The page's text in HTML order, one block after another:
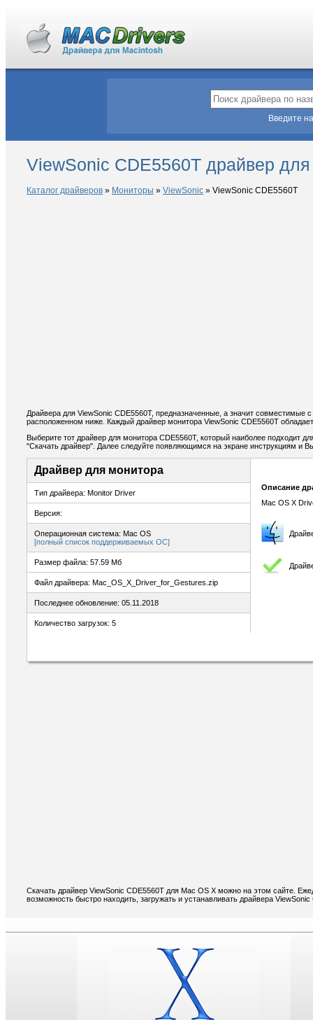
Введите
ViewSonic CDE5560T драйвер
Каталог драйверов » Мониторы » ViewSonic » ViewSonic CDE5560T
Драйвера для ViewSonic CDE5560T, предназначенные, а значит совместимые
расположенном ниже. Каждый драйвер монитора ViewSonic CDE5560T
Выберите тот драйвер для монитора CDE5560T, который наиболее подходит
"Скачать драйвер". Далее следуйте появляющимся на экране инструкциям и
Драйвер для монитора
Тип драйвера: Monitor Driver
Версия:
Операционная система: Mac OS
[полный список поддерживаемых ОС]
Размер файла: 57.59 Мб
Файл драйвера: Mac_OS_X_Driver_for_Gestures.zip
Последнее обновление: 05.11.2018
Количество загрузок: 5
Описание
Mac OS X
Скачать драйвер ViewSonic CDE5560T для Mac OS X можно на этом сайте.
возможность быстро находить, загружать и устанавливать драйвера